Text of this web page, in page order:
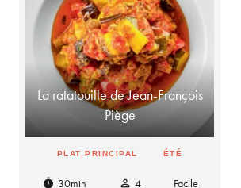
La ratatouille de Jean-François
Piège
PLAT PRINCIPAL ÉTÉ
timer 30min person_outline 4 Facile